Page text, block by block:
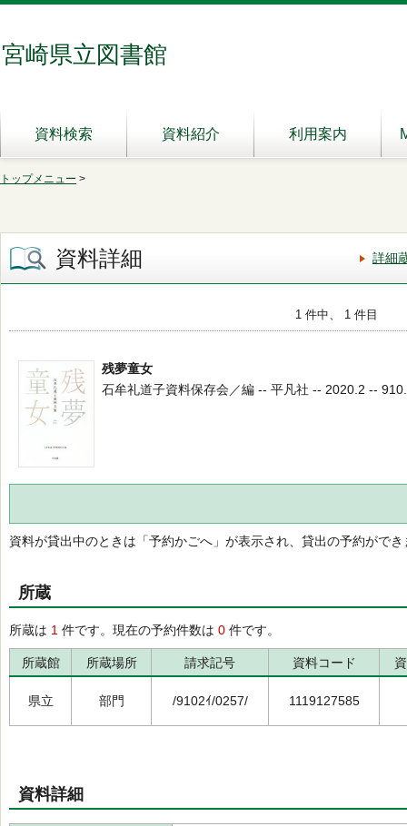
宮崎県立図書館
資料検索 資料紹介 利用案内
トップメニュー >
資料詳細 詳細
1 件中、 1 件目
残夢童女
石牟礼道子資料保存会／編 -- 平凡社 -- 2020.2 --
資料が貸出中のときは「予約かごへ」が表示され、貸出の予約ができ
所蔵
所蔵は 1 件です。現在の予約件数は 0 件です。
所蔵館 所蔵場所 請求記号 資料コード
県立 部門 /9102ｲ/0257/ 1119127585
資料詳細